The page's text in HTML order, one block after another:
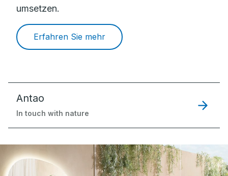
umsetzen.
Erfahren Sie mehr
Antao
In touch with nature